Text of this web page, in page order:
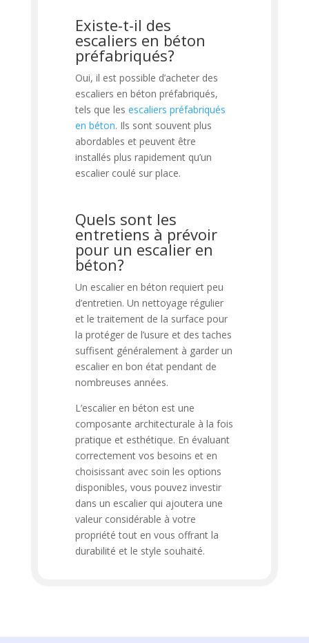
Existe-t-il des
escaliers en béton
préfabriqués?
Oui, il est possible d’acheter des
escaliers en béton préfabriqués,
tels que les escaliers préfabriqués
en béton. Ils sont souvent plus
abordables et peuvent être
installés plus rapidement qu’un
escalier coulé sur place.
Quels sont les
entretiens à prévoir
pour un escalier en
béton?
Un escalier en béton requiert peu
d’entretien. Un nettoyage régulier
et le traitement de la surface pour
la protéger de l’usure et des taches
suffisent généralement à garder un
escalier en bon état pendant de
nombreuses années.
L’escalier en béton est une
composante architecturale à la fois
pratique et esthétique. En évaluant
correctement vos besoins et en
choisissant avec soin les options
disponibles, vous pouvez investir
dans un escalier qui ajoutera une
valeur considérable à votre
propriété tout en vous offrant la
durabilité et le style souhaité.